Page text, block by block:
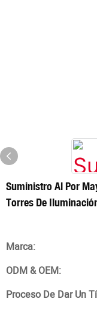
Suministro Al Por
Torres De
Marca:
ODM & OEM:
Proceso De Dar Un